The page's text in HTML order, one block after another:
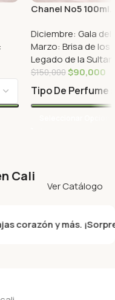
Chanel No5 100ml.
Diciembre: Gala
Marzo: Brisa de los
Legado de la
$150,000$90,000
Tipo De Perfume
Cali
Ver Catálogo
y más.